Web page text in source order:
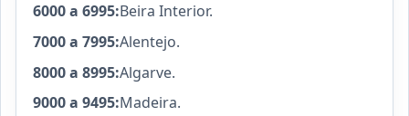
6000 a 6995:Beira Interior.
7000 a 7995:Alentejo.
8000 a 8995:Algarve.
9000 a 9495:Madeira.